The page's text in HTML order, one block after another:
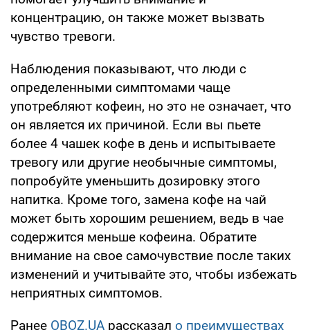
концентрацию, он также может вызвать
чувство тревоги.
Наблюдения показывают, что люди с
определенными симптомами чаще
употребляют кофеин, но это не означает, что
он является их причиной. Если вы пьете
более 4 чашек кофе в день и испытываете
тревогу или другие необычные симптомы,
попробуйте уменьшить дозировку этого
напитка. Кроме того, замена кофе на чай
может быть хорошим решением, ведь в чае
содержится меньше кофеина. Обратите
внимание на свое самочувствие после таких
изменений и учитывайте это, чтобы избежать
неприятных симптомов.
Ранее OBOZ.UA рассказал о преимуществах